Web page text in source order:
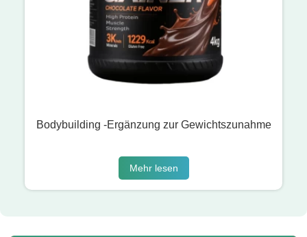
Bodybuilding -Ergänzung zur Gewichtszunahme
Mehr lesen